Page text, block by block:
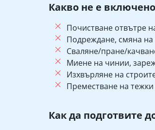
Какво не е включено
Почистване отвътре
Подреждане, смяна
Сваляне/пране/
Миене на чинии,
Изхвърляне на
Преместване на
Как да подготвите